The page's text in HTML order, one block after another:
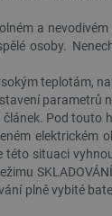
a
osoby.
teplotám,
Pod
situaci
plně vybité
9
54
2
Inc.
29
54